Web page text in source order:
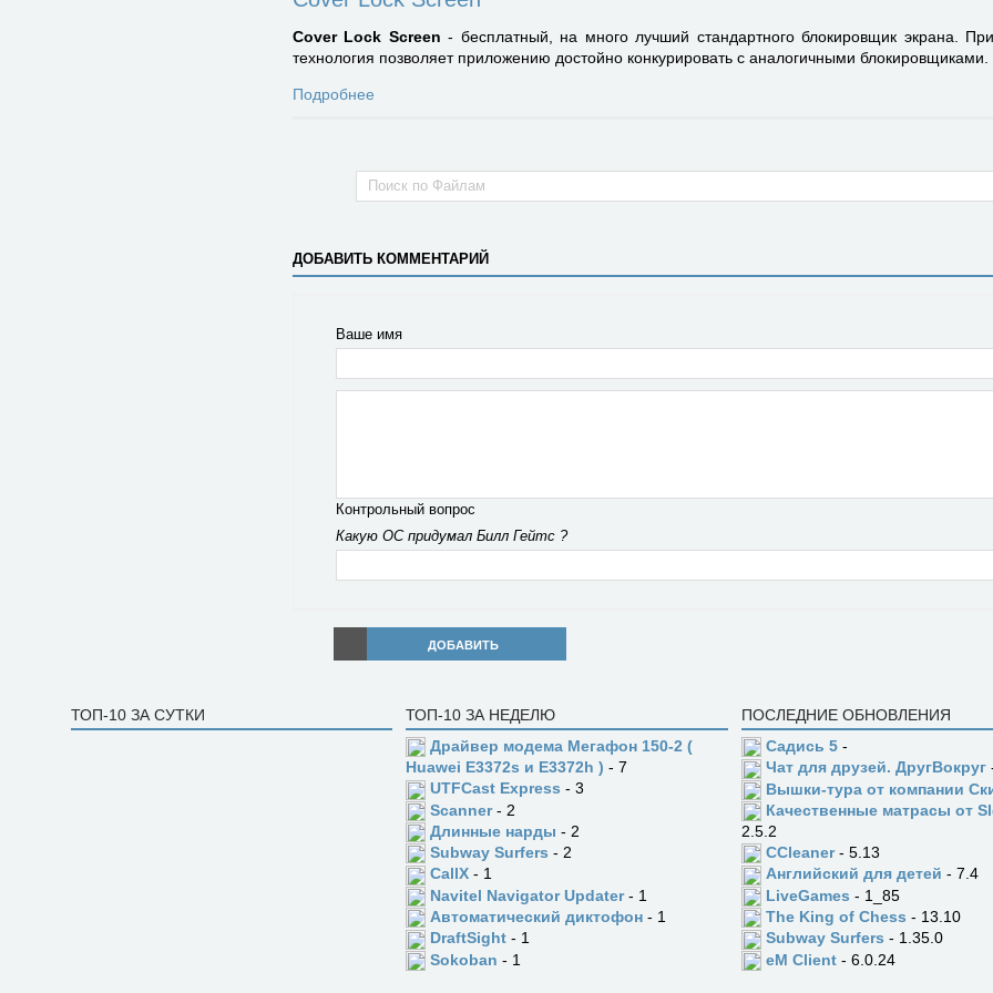
Cover Lock Screen - бесплатный, на много лучший стандартного блокировщик экрана.
технология позволяет приложению достойно конкурировать с аналогичными блокировщиками.
Подробнее
ДОБАВИТЬ КОММЕНТАРИЙ
Ваше имя
Контрольный вопрос
Какую ОС придумал Билл Гейтс ?
ДОБАВИТЬ
ТОП-10 ЗА СУТКИ
ТОП-10 ЗА НЕДЕЛЮ
Драйвер модема Мегафон 150-2 (
Huawei E3372s и E3372h ) - 7
UTFCast Express - 3
Scanner- 2
Длинные нарды - 2
Subway Surfers - 2
CallX - 1
Navitel Navigator Updater- 1
Автоматический диктофон - 1
DraftSight - 1
Sokoban - 1
ПОСЛЕДНИЕ ОБНОВЛЕНИЯ
Садись 5-
Чат для друзей. ДругВокруг
Вышки-тура от компании
Качественные матрасы от
2.5.2
CCleaner- 5.13
Английский для детей - 7.4
LiveGames - 1_85
The King of Chess - 13.10
Subway Surfers - 1.35.0
eM Client- 6.0.24